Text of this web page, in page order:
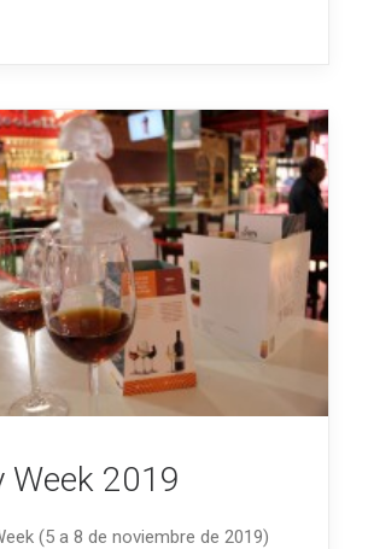
Week 2019
(5 a 8 de noviembre de 2019)